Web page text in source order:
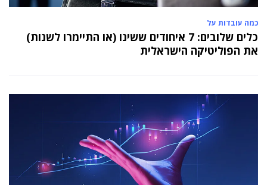
כמה עובדות על
כלים שלובים: 7 איחודים ששינו (או התיימרו לשנות)
את הפוליטיקה הישראלית